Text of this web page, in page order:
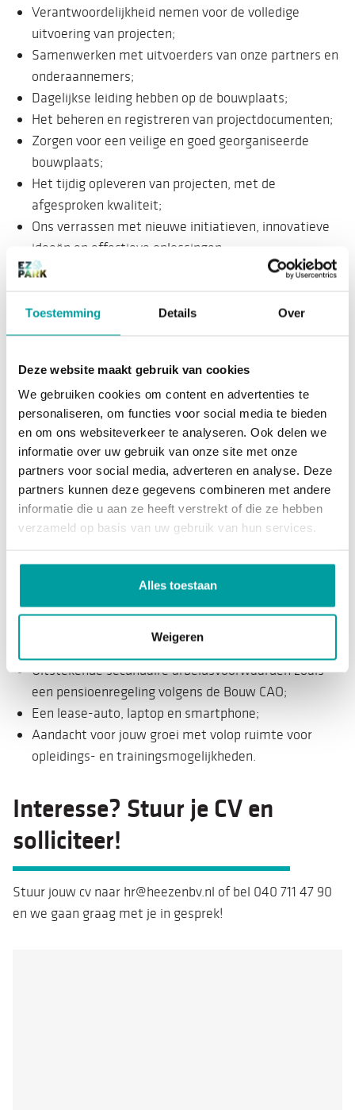
Toestemming Details Over
Deze website maakt gebruik van cookies
We gebruiken cookies om content en advertenties te
personaliseren, om functies voor social media te bieden
en om ons websiteverkeer te analyseren. Ook delen we
informatie over uw gebruik van onze site met onze
partners voor social media, adverteren en analyse. Deze
partners kunnen deze gegevens combineren met andere
informatie die u aan ze heeft verstrekt of die ze hebben
verzameld op basis van uw gebruik van hun services.
Alles toestaan
Weigeren
Verantwoordelijkheid nemen voor de volledige
uitvoering van projecten;
Samenwerken met uitvoerders van onze partners en
onderaannemers;
Dagelijkse leiding hebben op de bouwplaats;
Het beheren en registreren van projectdocumenten;
Zorgen voor een veilige en goed georganiseerde
bouwplaats;
Het tijdig opleveren van projecten, met de
afgesproken kwaliteit;
Ons verrassen met nieuwe initiatieven, innovatieve
ideeën en effectieve oplossingen.
Wat breng je mee?
hebt oog voor detail en stelt prioriteiten effectief;
Je bent proactief en hebt een hands-on mentaliteit;
Je hebt HBO werk- en denkniveau, een afgeronde HBO
opleiding richting Bouwkunde is een pré;
Je hebt minimaal 5 jaar relevante werkervaring als
uitvoerder binnen de utiliteitsbouw;
Ervaring met BIM is een pré.
Een uitstekend salaris dat meegroeit met jouw
43 verlofdagen volgens de Cao Bouw & Infra;
Uitstekende secundaire arbeidsvoorwaarden zoals
een pensioenregeling volgens de Bouw CAO;
Een lease-auto, laptop en smartphone;
Aandacht voor jouw groei met volop ruimte voor
opleidings- en trainingsmogelijkheden.
Interesse? Stuur je CV en
solliciteer!
Stuur jouw cv naar hr@heezenbv.nl of bel 040 711 47 90
en we gaan graag met je in gesprek!